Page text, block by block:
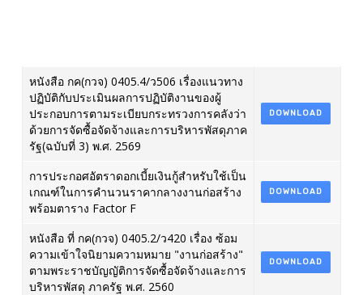
หนังสือ กค(กวจ) 0405.4/ว506 เรื่องแนวทาง
ปฏิบัติกับประเมินผลการปฏิบัติงานของผู้
ประกอบการตามระเบียบกระทรวงการคลังว่า
ด้วยการจัดซื้อจัดจ้างและการบริหารพัสดุภาค
รัฐ(ฉบับที่ 3) พ.ศ. 2569
DOWNLOAD
การประกอศอัตราดอกเบี้ยเงินกู้สำหรับใช้เป็น
เกณฑ์ในการคำนวนราคากลางงานก่อสร้าง
พร้อมตาราง Factor F
DOWNLOAD
หนังสือ ที่ กค(กวจ) 0405.2/ว420 เรื่อง ซ้อม
ความเข้าใจนิยามความหมาย "งานก่อสร้าง"
ตามพระราชบัญญัติการจัดซื้อจัดจ้างและการ
บริหารพัสดุ ภาครัฐ พ.ศ. 2560
DOWNLOAD